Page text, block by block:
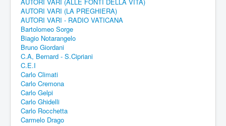
AUTORI VARI (LA PREGHIERA)
AUTORI VARI - RADIO VATICANA
Bartolomeo Sorge
Biagio Notarangelo
Bruno Giordani
C.A, Bernard - S.Cipriani
C.E.I
Carlo Climati
Carlo Cremona
Carlo Gelpi
Carlo Ghidelli
Carlo Rocchetta
Carmelo Drago